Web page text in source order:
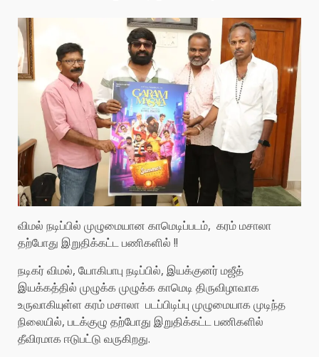
விமல் நடிப்பில் முழுமையான காமெடிப்படம், கரம் மசாலா
தற்போது இறுதிக்கட்ட பணிகளில் !!
நடிகர் விமல், யோகிபாபு நடிப்பில், இயக்குனர் மஜீத்
இயக்கத்தில் முழுக்க முழுக்க காமெடி திருவிழாவாக
உருவாகியுள்ள கரம் மசாலா படப்பிடிப்பு முழுமையாக முடிந்த
நிலையில், படக்குழு தற்போது இறுதிக்கட்ட பணிகளில்
தீவிரமாக ஈடுபட்டு வருகிறது.